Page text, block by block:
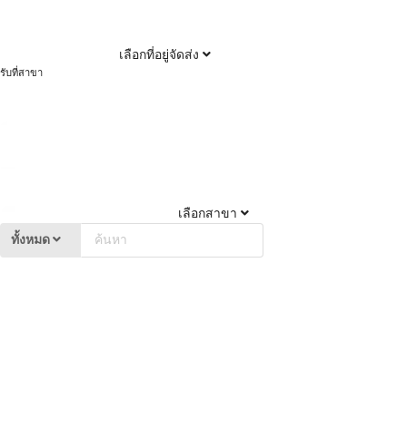
เลือกที่อยู่จัดส่ง
รับที่สาขา
เลือกสาขา
ทั้งหมด